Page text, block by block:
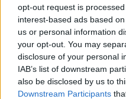
opt-out request is
interest-based ads based
us or personal information
your opt-out. You may
disclosure of your personal
IAB’s list of downstream
also be disclosed by us to
Downstream Participants
Dimitris Mallas
Journalist CNN
Dimitris
Managing Director,